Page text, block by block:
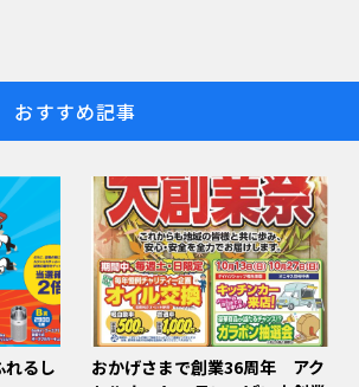
おすすめ記事
るし
おかげさまで創業36周年 アク